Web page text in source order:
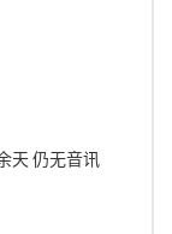
天 仍无音讯